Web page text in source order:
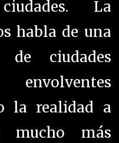
La
habla de una
de ciudades
la realidad a
más